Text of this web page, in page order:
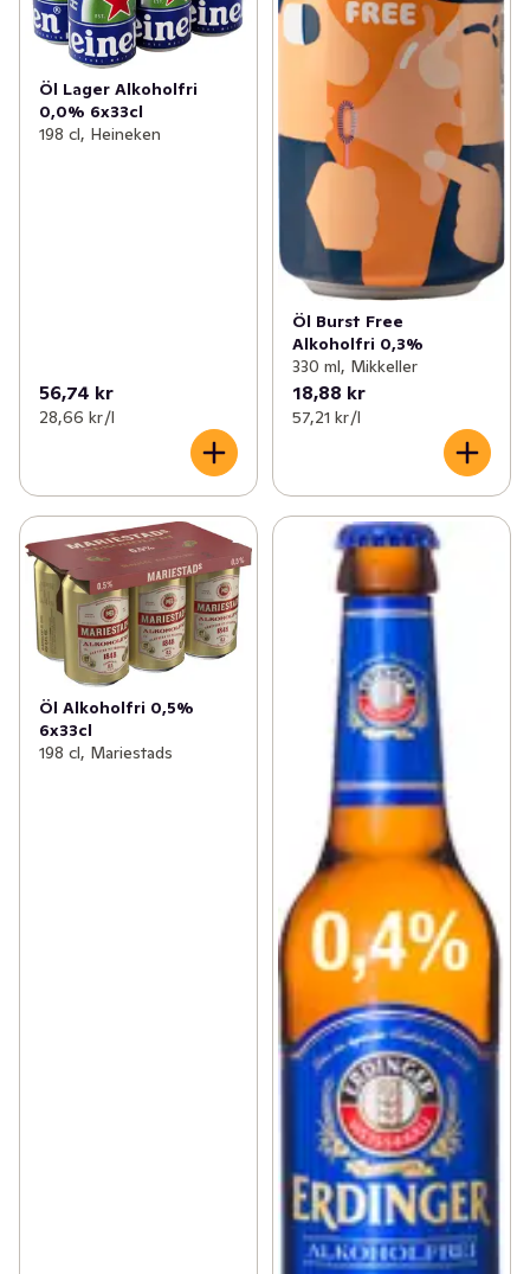
Öl Lager Alkoholfri
0,0% 6x33cl
198 cl, Heineken
56,74 kr
28,66 kr /l
Öl Burst Free
Alkoholfri 0,3%
330 ml, Mikkeller
18,88 kr
57,21 kr /l
Öl Alkoholfri 0,5%
6x33cl
198 cl, Mariestads